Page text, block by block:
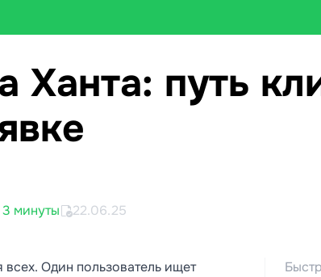
Ханта: путь
3 минуты 22.06.25
Один пользователь ищет